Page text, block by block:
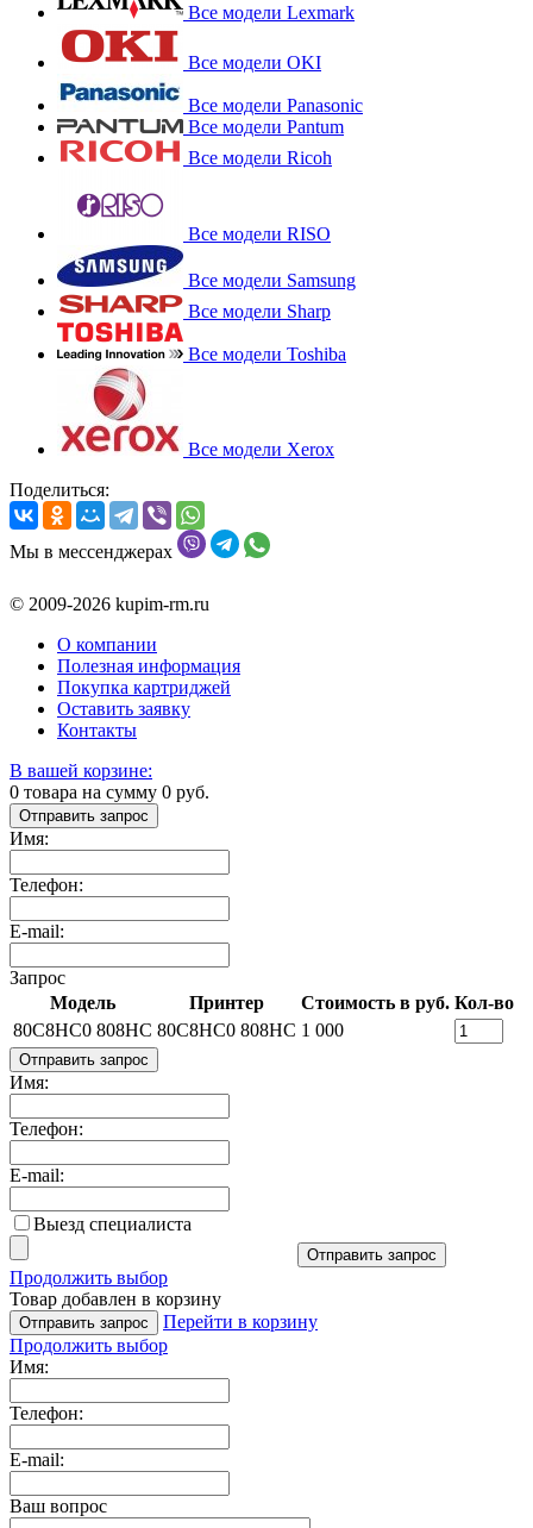
Все модели Lexmark
Все модели OKI
Все модели Panasonic
Все модели Pantum
Все модели Ricoh
Все модели RISO
Все модели Samsung
Все модели Sharp
Все модели Toshiba
Все модели Xerox
Поделиться:
Мы в мессенджерах
© 2009-2026 kupim-rm.ru
О компании
Полезная информация
Покупка картриджей
Оставить заявку
Контакты
В вашей корзине:
0 товара на сумму 0 руб.
Отправить запрос
Имя:
Телефон:
E-mail:
Запрос
Модель
Принтер Стоимость в руб. Кол-во
80C8HC0 808HC 80C8HC0 808HC 1 000
Отправить запрос
Имя:
Телефон:
E-mail:
Выезд специалиста
Отправить запрос
Продолжить выбор
Товар добавлен в корзину
Отправить запрос
Перейти в корзину
Продолжить выбор
Имя:
Телефон:
E-mail:
Ваш вопрос